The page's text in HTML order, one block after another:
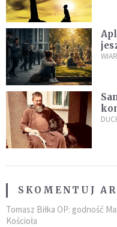
SKOMENTUJ
Tomasz Biłka OP: godność
Kościoła